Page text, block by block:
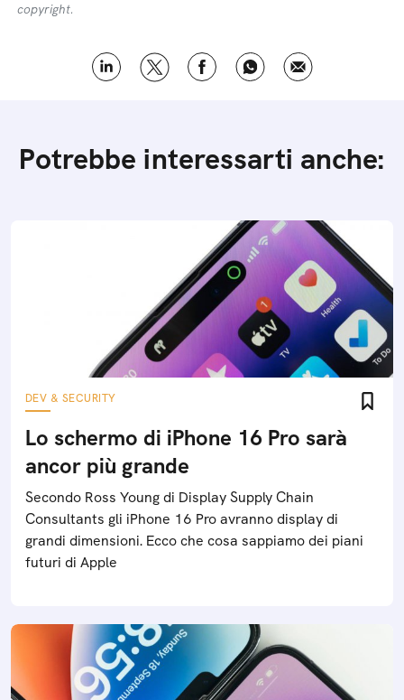
copyright.
Potrebbe interessarti anche:
DEV & SECURITY
Lo schermo di iPhone 16 Pro sarà
ancor più grande
Secondo Ross Young di Display Supply Chain
Consultants gli iPhone 16 Pro avranno display di
grandi dimensioni. Ecco che cosa sappiamo dei piani
futuri di Apple